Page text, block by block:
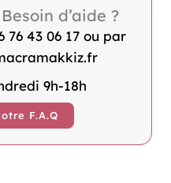
d’aide ?
76 43 06 17 ou par
9h-18h
F.A.Q